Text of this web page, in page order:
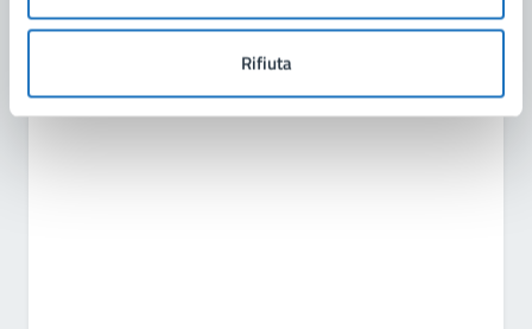
Rifiuta
Amministrazione
Scuola di Musica Comunale "Città di Manduria"